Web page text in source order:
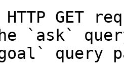
HTTP GET
`ask`
query